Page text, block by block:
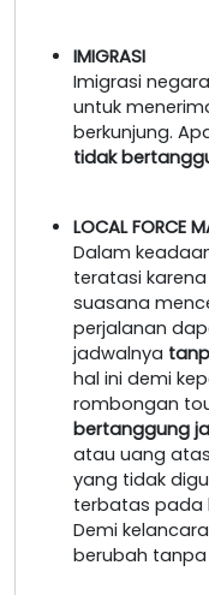
IMIGRASI
Imigrasi
untuk
berkunjung.
tidak
LOCAL FORCE
Dalam
teratasi
suasana
perjalanan
jadwalnya
hal ini demi
rombongan
bertanggung
atau uang
yang tidak
terbatas pada
Demi
berubah